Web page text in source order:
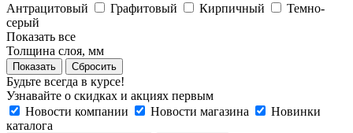
Антрацитовый
Графитовый Кирпичный
Темно-
серый
Показать все
Толщина слоя, мм
Сбросить
Будьте всегда в курсе!
Узнавайте о скидках и акциях первым
Новости компании
Новости магазина
Новинки
каталога